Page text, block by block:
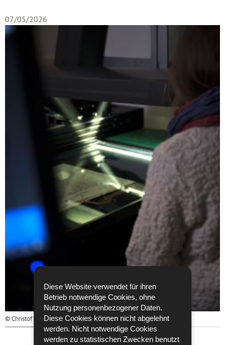
Diese Website verwendet für ihren
Betrieb notwendige Cookies, ohne
Nutzung personenbezogener Daten.
Diese Cookies können nicht abgelehnt
werden. Nicht notwendige Cookies
werden zu statistischen Zwecken benutzt
07/05/2026
© Christof Weber